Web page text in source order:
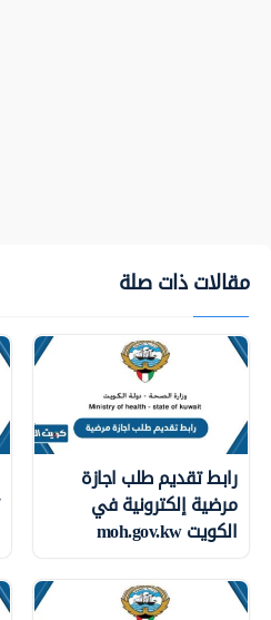
مقالات ذات صلة
رابط تقديم طلب اجازة
مرضية إلكترونية في
الكويت moh.gov.kw